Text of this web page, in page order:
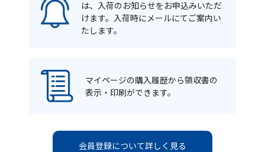
は、入荷のお知らせをお申込みいただ
けます。入荷時にメールにてご案内い
たします。
マイページの購入履歴から領収書の
表示・印刷ができます。
会員登録について詳しく見る